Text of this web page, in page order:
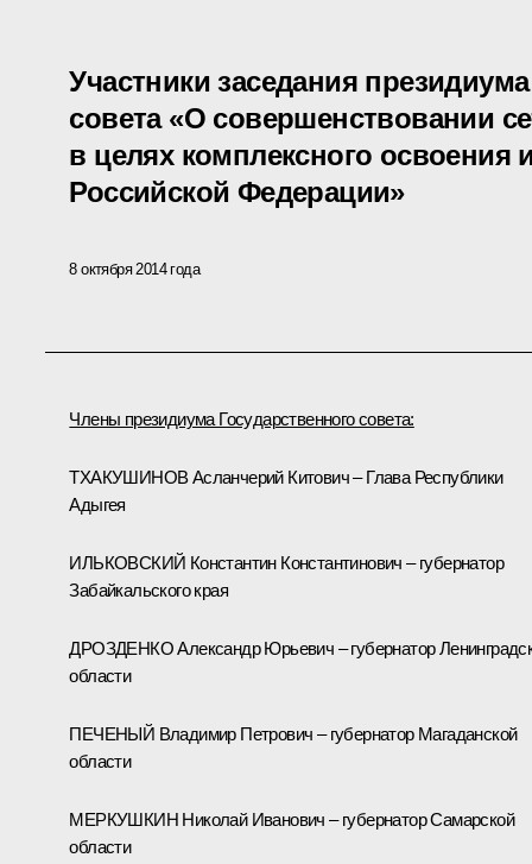
Участники заседания
совета «О совершенствовании
в целях комплексного освоения
Российской Федерации»
8 октября 2014 года
Члены президиума Государственного совета:
ТХАКУШИНОВ Асланчерий Китович – Глава Республики
Адыгея
ИЛЬКОВСКИЙ Константин Константинович – губернатор
Забайкальского края
ДРОЗДЕНКО Александр Юрьевич – губернатор
области
ПЕЧЕНЫЙ Владимир Петрович – губернатор Магаданской
области
МЕРКУШКИН Николай Иванович – губернатор Самарской
области